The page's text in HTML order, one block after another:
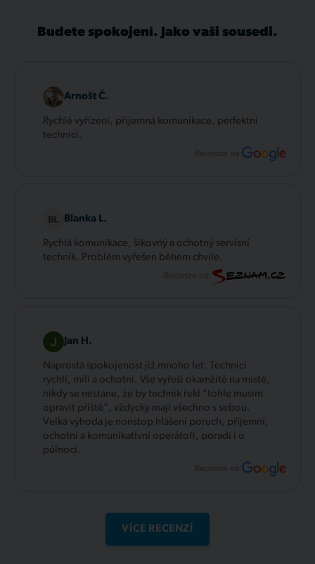
Budete spokojení. Jako vaši sousedi.
Arnošt Č.
Rychlé vyřízení, příjemná komunikace, perfektní
technici.
Recenze na:
Blanka L.
Rychlá komunikace, šikovný a ochotný servisní
technik. Problém vyřešen během chvíle.
Jan H.
Naprostá spokojenost již mnoho let. Technici
rychlí, milí a ochotní. Vše vyřeší okamžitě na místě,
nikdy se nestane, že by technik řekl "tohle musím
opravit příště", vždycky mají všechno s sebou.
Velká výhoda je nonstop hlášení poruch, příjemní,
ochotní a komunikativní operátoři, poradí i o
půlnoci.
Recenze na:
VÍCE RECENZÍ